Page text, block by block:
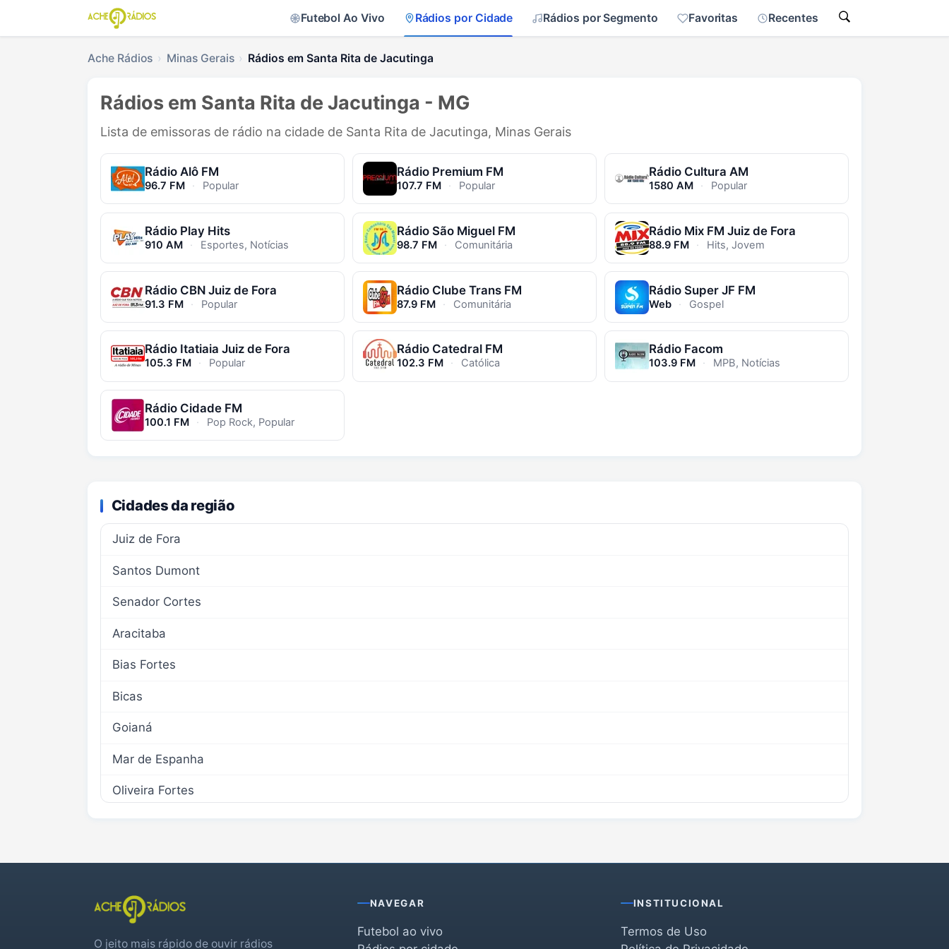
Futebol Ao Vivo Rádios por Cidade Rádios por Segmento Favoritas Recentes
Ache Rádios Minas Gerais Rádios em Santa Rita de Jacutinga
Rádios em Santa Rita de Jacutinga - MG
Lista de emissoras de rádio na cidade de Santa Rita de Jacutinga, Minas Gerais
Rádio Alô FM
96.7 FM · Popular
Rádio Premium FM
107.7 FM · Popular
Rádio Cultura AM
1580 AM · Popular
Rádio Play Hits
910 AM · Esportes, Notícias
Rádio São Miguel FM
98.7 FM · Comunitária
Rádio Mix FM Juiz de Fora
88.9 FM · Hits, Jovem
Rádio CBN Juiz de Fora
91.3 FM · Popular
Rádio Clube Trans FM
87.9 FM · Comunitária
Rádio Super JF FM
Web · Gospel
Rádio Itatiaia Juiz de Fora
105.3 FM · Popular
Rádio Catedral FM
102.3 FM · Católica
Rádio Facom
103.9 FM · MPB, Notícias
Rádio Cidade FM
100.1 FM · Pop Rock, Popular
Cidades da região
Juiz de Fora
Santos Dumont
Senador Cortes
Aracitaba
Bias Fortes
Bicas
Goianá
Mar de Espanha
Oliveira Fortes
O jeito mais rápido de ouvir rádios
NAVEGAR
Futebol ao vivo
INSTITUCIONAL
Termos de Uso